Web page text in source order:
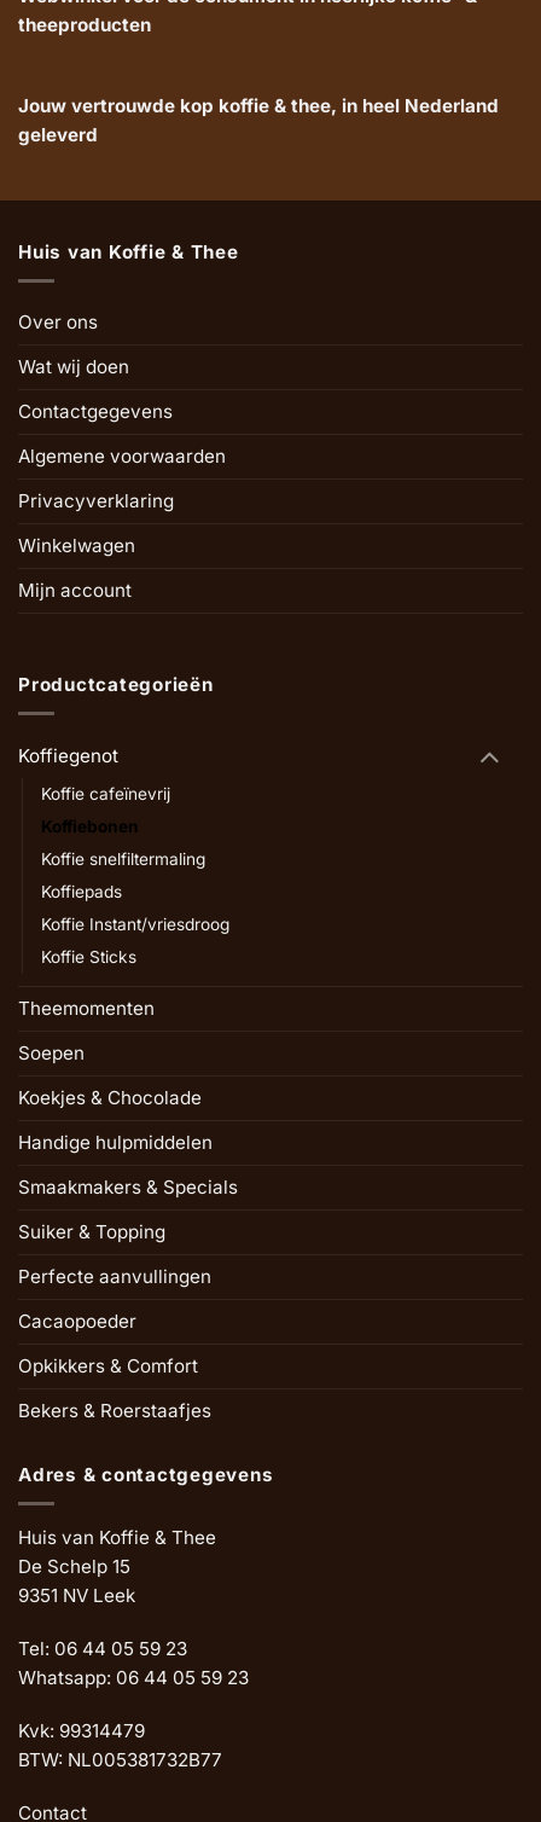
theeproducten
Jouw vertrouwde kop koffie & thee, in heel Nederland
geleverd
Huis van Koffie & Thee
Over ons
Wat wij doen
Contactgegevens
Algemene voorwaarden
Privacyverklaring
Winkelwagen
Mijn account
Productcategorieën
Koffiegenot
Koffie cafeïnevrij
Koffiebonen
Koffie snelfiltermaling
Koffiepads
Koffie Instant/vriesdroog
Koffie Sticks
Theemomenten
Soepen
Koekjes & Chocolade
Handige hulpmiddelen
Smaakmakers & Specials
Suiker & Topping
Perfecte aanvullingen
Cacaopoeder
Opkikkers & Comfort
Bekers & Roerstaafjes
Adres & contactgegevens
Huis van Koffie & Thee
De Schelp 15
9351 NV Leek
Tel: 06 44 05 59 23
Whatsapp: 06 44 05 59 23
Kvk: 99314479
BTW: NL005381732B77
Contact